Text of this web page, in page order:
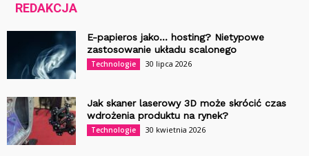
REDAKCJA
E-papieros jako… hosting? Nietypowe
zastosowanie układu scalonego
Technologie 30 lipca 2026
Jak skaner laserowy 3D może skrócić czas
wdrożenia produktu na rynek?
Technologie 30 kwietnia 2026